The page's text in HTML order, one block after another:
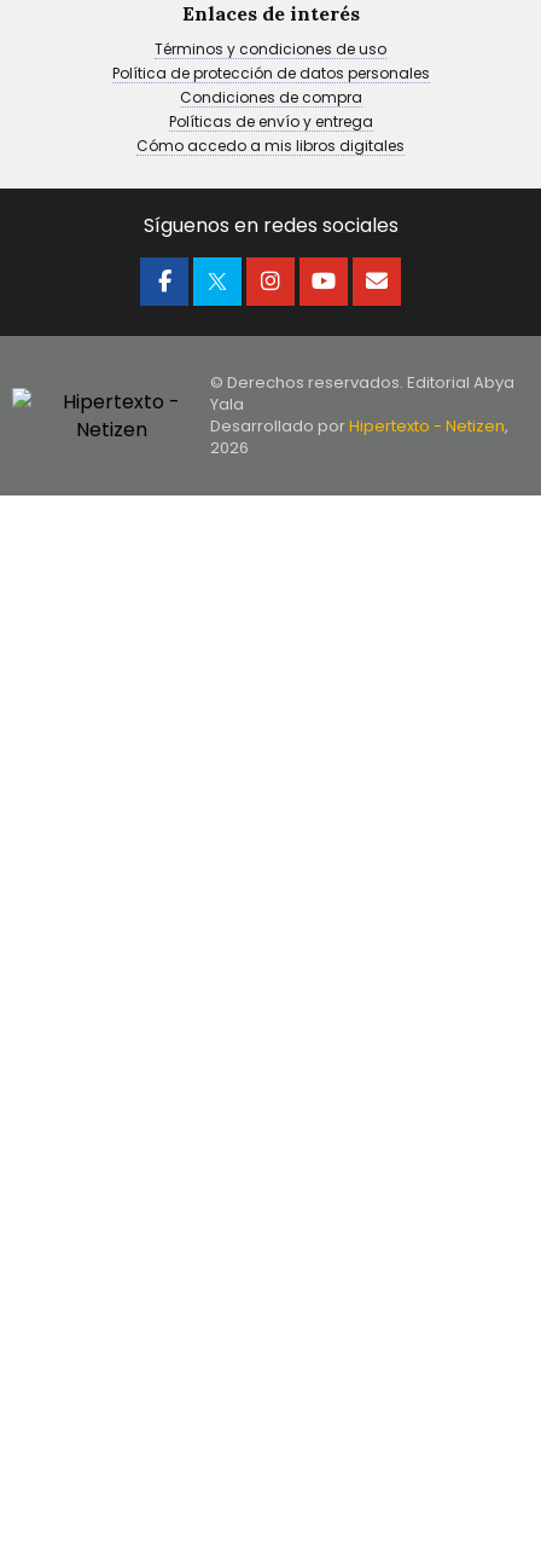
Enlaces de interés
Términos y condiciones de uso
Política de protección de datos personales
Condiciones de compra
Políticas de envío y entrega
Cómo accedo a mis libros digitales
Síguenos en redes sociales
© Derechos reservados. Editorial Abya
Yala
Desarrollado porHipertexto - Netizen,
2026